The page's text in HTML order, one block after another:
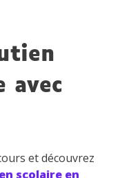
avec
et découvrez
scolaire en